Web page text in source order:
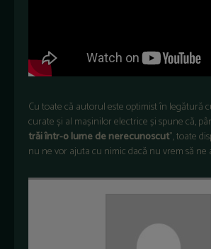
Cu toate că autorul este optimist în legătură
curate și al mașinilor electrice și spune că,
trăi într-o lume de nerecunoscut”, toate
nu ne vor ajuta cu nimic dacă nu vrem să ne